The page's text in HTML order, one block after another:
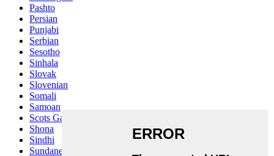
Pashto
Persian
Punjabi
Serbian
Sesotho
Sinhala
Slovak
Slovenian
Somali
Samoan
Scots Gaelic
Shona
Sindhi
Sundanese